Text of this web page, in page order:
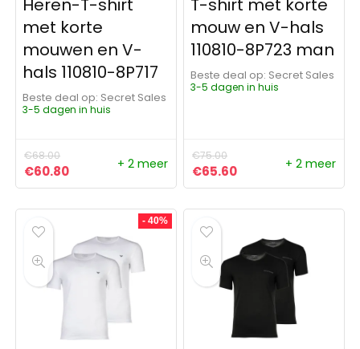
Heren-T-shirt
met korte
mouwen en V-
hals 110810-8P717
Beste deal op:
Secret Sales
3-5 dagen in huis
€68.00
Oorspronkelijke prijs was: €68.00.
€60.80Huidige prijs is: €60.80.
+ 2 meer
T-shirt met korte
mouw en V-hals
110810-8P723 man
Beste deal op:
Secret Sales
3-5 dagen in huis
€75.00
Oorspronkelijke prijs was:
€65.60Huidige prijs is:
+ 2 meer
- 40%